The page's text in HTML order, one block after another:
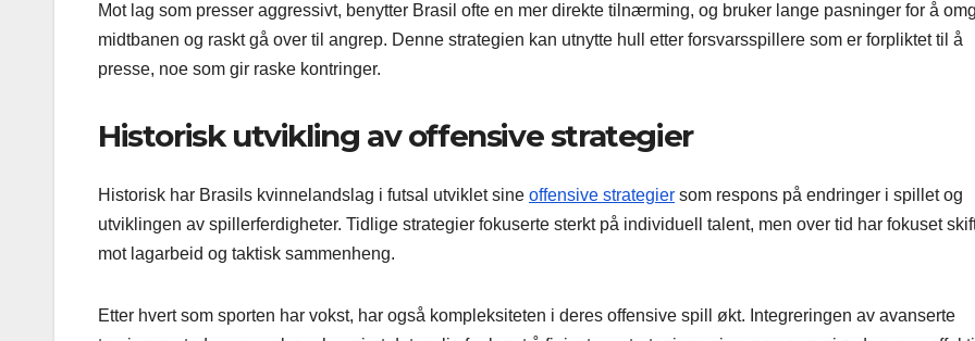
Mot lag som presser aggressivt, benytter Brasil ofte en mer direkte tilnærming, og bruker lange pasninger for å
midtbanen og raskt gå over til angrep. Denne strategien kan utnytte hull etter forsvarsspillere som er forpliktet til å
presse, noe som gir raske kontringer.
Historisk utvikling av offensive strategier
Historisk har Brasils kvinnelandslag i futsal utviklet sine offensive strategier som respons på endringer i spillet og
utviklingen av spillerferdigheter. Tidlige strategier fokuserte sterkt på individuell talent, men over tid har fokuset
mot lagarbeid og taktisk sammenheng.
Etter hvert som sporten har vokst, har også kompleksiteten i deres offensive spill økt. Integreringen av avanserte